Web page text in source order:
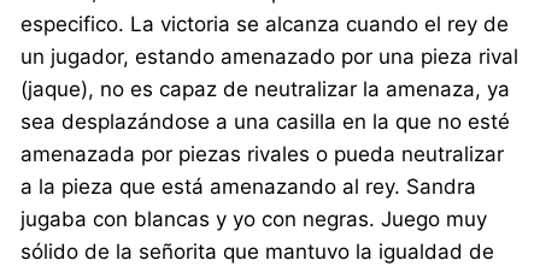
especifico. La victoria se alcanza cuando el rey de
un jugador, estando amenazado por una pieza rival
(jaque), no es capaz de neutralizar la amenaza, ya
sea desplazándose a una casilla en la que no esté
amenazada por piezas rivales o pueda neutralizar
a la pieza que está amenazando al rey. Sandra
jugaba con blancas y yo con negras. Juego muy
sólido de la señorita que mantuvo la igualdad de